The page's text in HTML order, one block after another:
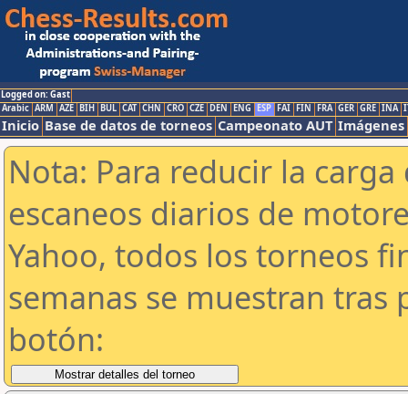
Logged on: Gast
Arabic ARM AZE BIH BUL CAT CHN CRO CZE DEN ENG ESP FAI FIN FRA GER GRE INA
Inicio Base de datos de torneos Campeonato AUT Imágenes
Nota: Para reducir la
escaneos diarios de
Yahoo, todos los torneos
semanas se muestran tras
botón: